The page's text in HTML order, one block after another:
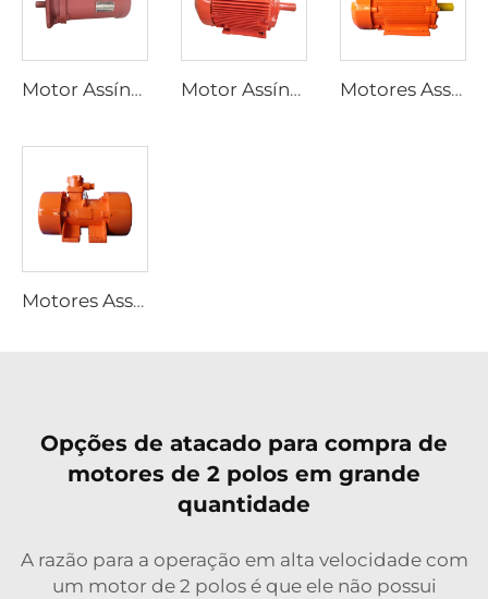
Motor Assíncrono Trifásico para Atuadores Elétricos de Válvulas Série YBDF2 Motor Assíncrono Trifásico à Prova de Explosão de Poeira de Baixa Tensão de Alta Eficiência Série YFB4 Motores Assíncronos Trifásicos à Prova de Explosão de Poeira Série YFB3
Motores Assíncronos Trifásicos à Prova de Explosão Série YBZU para Fontes de Vibração
Opções de atacado para compra de
motores de 2 polos em grande
quantidade
A razão para a operação em alta velocidade com
um motor de 2 polos é que ele não possui